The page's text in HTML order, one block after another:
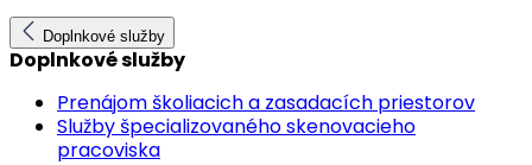
Doplnkové služby
Doplnkové služby
Prenájom školiacich a zasadacích priestorov
Služby špecializovaného skenovacieho
pracoviska